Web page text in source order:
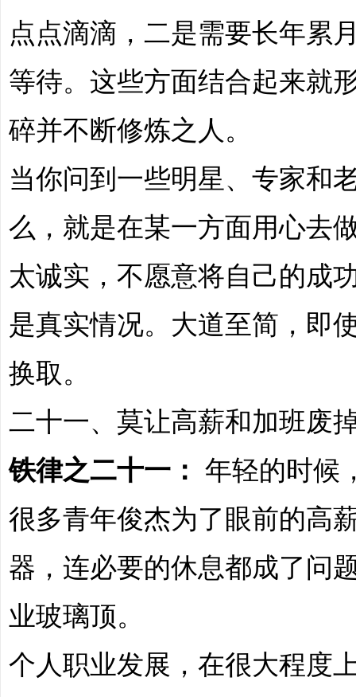
点点滴滴，二是需要长年累
等待。这些方面结合起来就
碎并不断修炼之人。
当你问到一些明星、专家和
么，就是在某一方面用心去
太诚实，不愿意将自己的成
是真实情况。大道至简，即
换取。
二十一、莫让高薪和加班废
铁律之二十一： 年轻的时候
很多青年俊杰为了眼前的高
器，连必要的休息都成了问
业玻璃顶。
个人职业发展，在很大程度